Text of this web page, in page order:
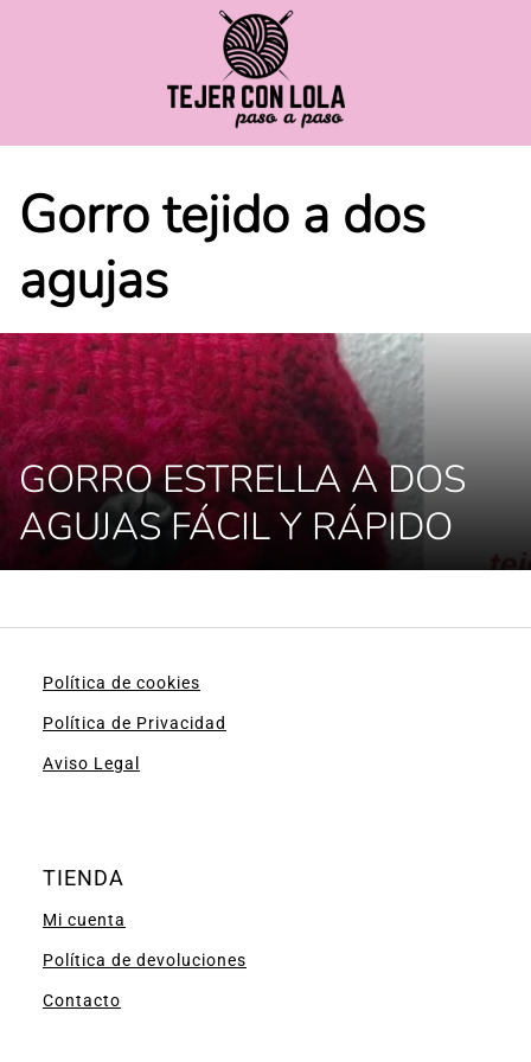
Gorro tejido a dos
agujas
GORRO ESTRELLA A DOS
AGUJAS FÁCIL Y RÁPIDO
Política de cookies
Política de Privacidad
Aviso Legal
TIENDA
Mi cuenta
Política de devoluciones
Contacto